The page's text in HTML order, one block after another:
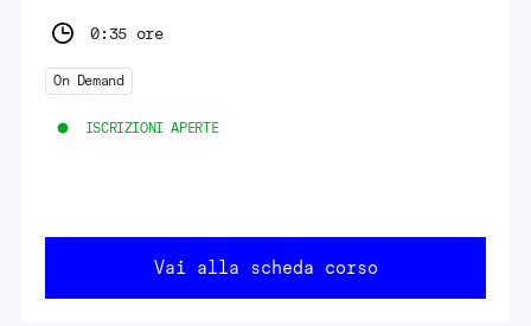
0:35 ore
On Demand
ISCRIZIONI APERTE
Vai alla scheda corso